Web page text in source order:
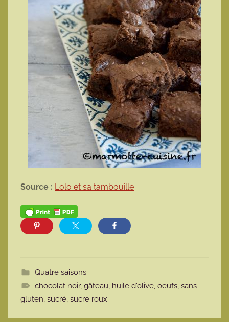
Source : Lolo et sa tambouille
Quatre saisons
chocolat noir, gâteau, huile d'olive, oeufs, sans
gluten, sucré, sucre roux